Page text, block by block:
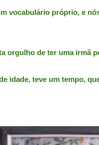
vocabulário próprio, e
orgulho de ter uma irmã
idade, teve um tempo,